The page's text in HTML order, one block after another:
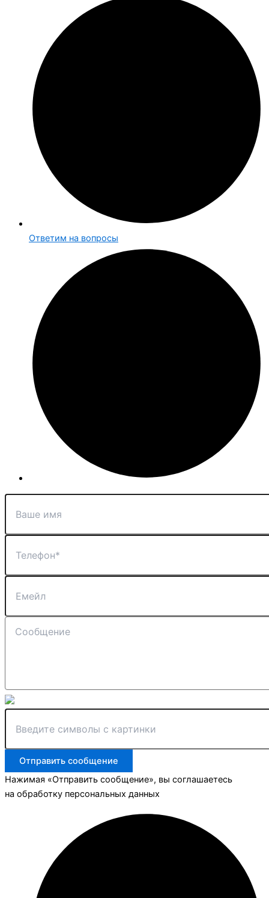
Ответим на вопросы
Отправить сообщение
Нажимая «Отправить сообщение», вы соглашаетесь
на обработку персональных данных